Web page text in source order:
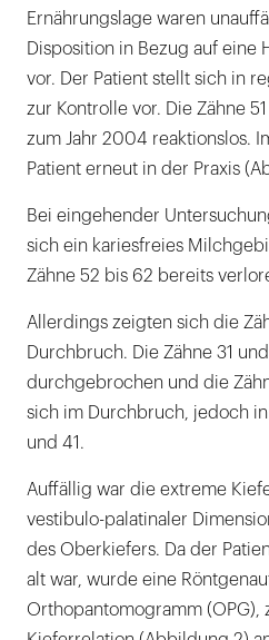
Ernährungslage waren
Disposition in Bezug auf
vor. Der Patient stellt sich in
zur Kontrolle vor. Die Zähne
zum Jahr 2004 reaktionslos.
Patient erneut in der Praxis
Bei eingehender
sich ein kariesfreies
Zähne 52 bis 62 bereits
Allerdings zeigten sich die
Durchbruch. Die Zähne 31
durchgebrochen und die
sich im Durchbruch, jedoch in
und 41.
Auffällig war die extreme
vestibulo-palatinaler
des Oberkiefers. Da der
alt war, wurde eine
Orthopantomogramm (OPG),